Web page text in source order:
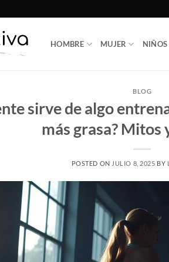
HOMBRE MUJER NIÑOS
BLOG
sirve de algo
más grasa? Mitos
POSTED ON JULIO 8, 2025 BY